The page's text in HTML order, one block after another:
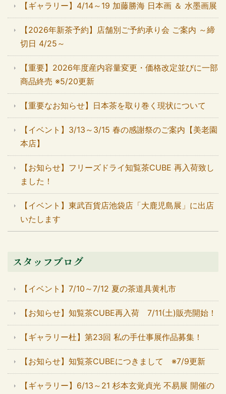
【ギャラリー】4/14～19 加藤勝海 日本画 ＆ 水墨画展
【2026年新茶予約】店舗別ご予約承り会 ご案内 ～締
切日 4/25～
【重要】2026年度産内容量変更・価格改定並びに一部
商品終売 ※5/20更新
【重要なお知らせ】日本茶を取り巻く現状について
【イベント】3/13～3/15 春の感謝祭のご案内【美老園
本店】
【お知らせ】フリーズドライ知覧茶CUBE 再入荷致し
ました！
【イベント】東武百貨店池袋店「大鹿児島展」に出店
いたします
スタッフブログ
【イベント】7/10～7/12 夏の茶道具黄札市
【お知らせ】知覧茶CUBE再入荷 7/11(土)販売開始！
【ギャラリー杜】第23回 私の手仕事展作品募集！
【お知らせ】知覧茶CUBEにつきまして ※7/9更新
【ギャラリー】6/13～21 杉本玄覚貞光 不易展 開催の